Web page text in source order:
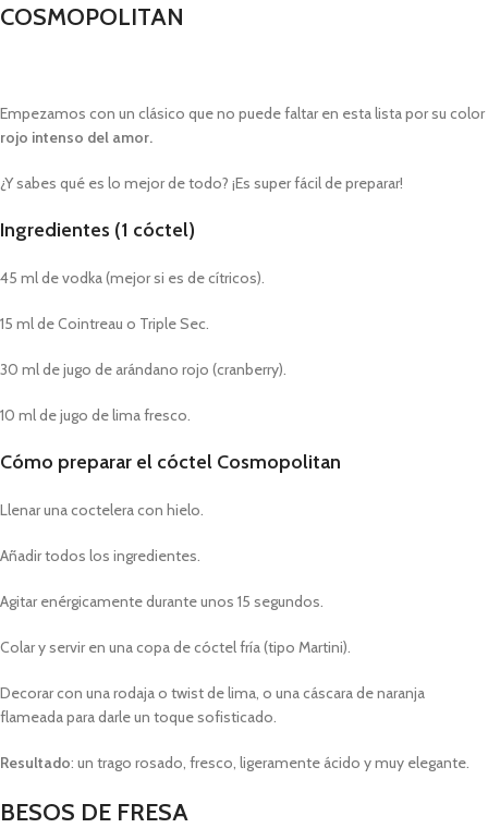
COSMOPOLITAN
Empezamos con un clásico que no puede faltar en esta lista por su color
rojo intenso del amor.
¿Y sabes qué es lo mejor de todo? ¡Es super fácil de preparar!
Ingredientes (1 cóctel)
45 ml de vodka (mejor si es de cítricos).
15 ml de Cointreau o Triple Sec.
30 ml de jugo de arándano rojo (cranberry).
10 ml de jugo de lima fresco.
Cómo preparar el cóctel Cosmopolitan
Llenar una coctelera con hielo.
Añadir todos los ingredientes.
Agitar enérgicamente durante unos 15 segundos.
Colar y servir en una copa de cóctel fría (tipo Martini).
Decorar con una rodaja o twist de lima, o una cáscara de naranja
flameada para darle un toque sofisticado.
Resultado: un trago rosado, fresco, ligeramente ácido y muy elegante.
BESOS DE FRESA